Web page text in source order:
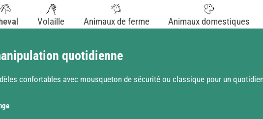
Volaille Animaux de ferme Animaux domestiques
quotidienne
confortables avec mousqueton de sécurité ou classique pour un